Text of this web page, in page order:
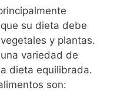
su dieta debe
y plantas.
variedad de
dieta equilibrada.
son: